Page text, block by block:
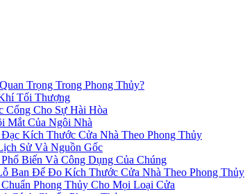
Trọng Trong Phong Thủy?
Tối Thượng
Cổng Cho Sự Hài Hòa
Mắt Của Ngôi Nhà
Kích Thước Cửa Nhà Theo Phong Thủy
Sử Và Nguồn Gốc
Biến Và Công Dụng Của Chúng
Ban Để Đo Kích Thước Cửa Nhà Theo Phong Thủy
Phong Thủy Cho Mọi Loại Cửa